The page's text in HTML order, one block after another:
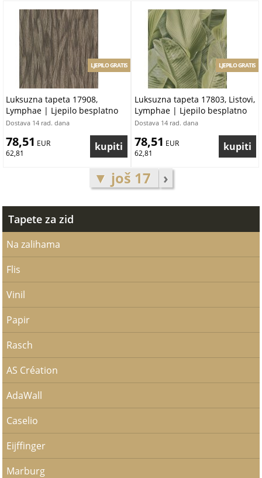
Luksuzna tapeta 17908,
Lymphae | Ljepilo besplatno
LJEPILO GRATIS
Dostava 14 rad. dana
78,51 EUR
62,81
Luksuzna tapeta 17803, Listovi,
Lymphae | Ljepilo besplatno
LJEPILO GRATIS
Dostava 14 rad. dana
78,51 EUR
62,81
▼ još 17 ›
Tapete za zid
Na zalihama
Flis
Vinil
Papir
Rasch
AS Création
AdaWall
Caselio
Eijffinger
Marburg